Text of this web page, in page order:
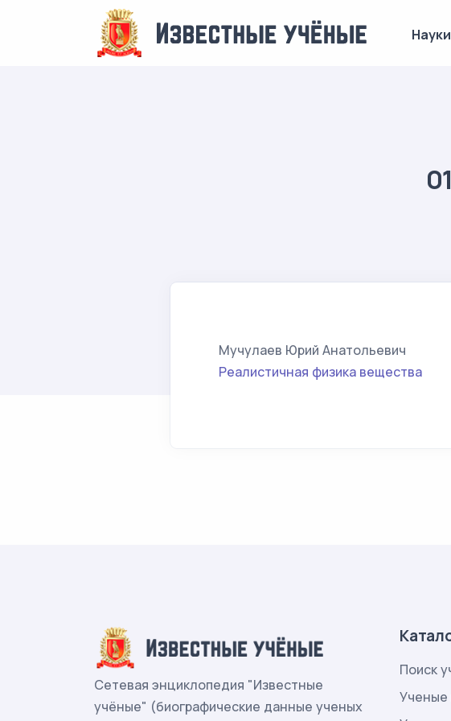
Науки
Мучулаев Юрий Анатольевич
Реалистичная физика вещества
Сетевая энциклопедия "Известные
учёные" (биографические данные ученых
Поиск
Ученые